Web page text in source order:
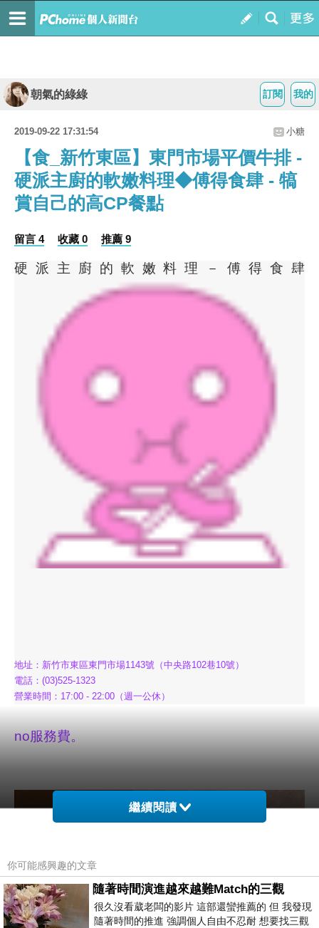
我的
訂閱
朝氣的綠綠
2019-09-22 17:31:54 小糖
【食_新竹東區】東門市場平價牛排 -
硬派主廚的軟嫩料理◆傅得食肆 - 犒
賞自己的高CP餐點
留言 4 收藏 0 推薦 9
硬派主廚的軟嫩料理－傅得食肆
地址：新竹市東區東門市場1143號（中央路102巷10號）
電話：(03)525-1323
營業時間：17:00 - 22:00（週一公休）
no服務費。
繼續閱讀
你可能感興趣的文章
隨著時間演進越來越難Match的三觀
很久沒看葳老闆的影片 這部還蠻推薦的 但 我發現
隨著時間的推進 強調個人自由不忍耐 想要找三觀